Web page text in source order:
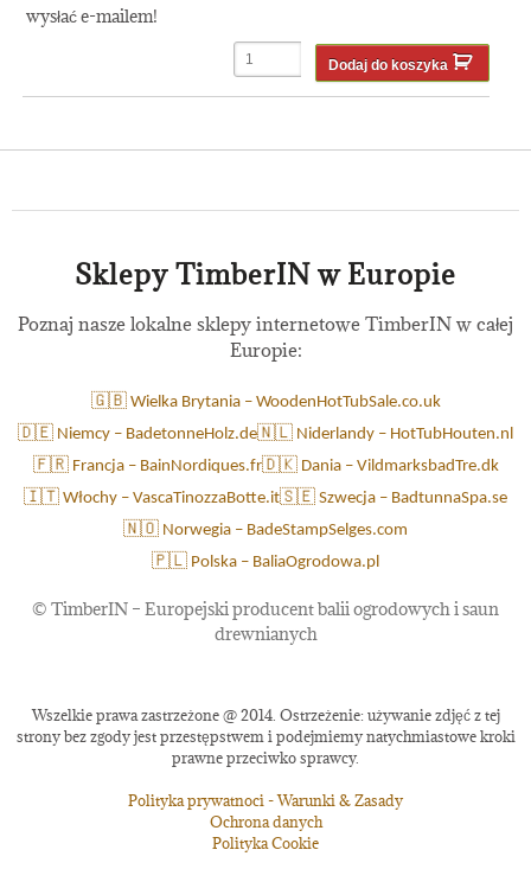
wysłać e-mailem!
Dodaj do koszyka
Sklepy TimberIN w Europie
Poznaj nasze lokalne sklepy internetowe TimberIN w całej
Europie:
🇬🇧 Wielka Brytania – WoodenHotTubSale.co.uk
🇩🇪 Niemcy – BadetonneHolz.de🇳🇱 Niderlandy – HotTubHouten.nl
🇫🇷 Francja – BainNordiques.fr🇩🇰 Dania – VildmarksbadTre.dk
🇮🇹 Włochy – VascaTinozzaBotte.it🇸🇪 Szwecja – BadtunnaSpa.se
🇳🇴 Norwegia – BadeStampSelges.com
🇵🇱 Polska – BaliaOgrodowa.pl
© TimberIN – Europejski producent balii ogrodowych i saun
drewnianych
Wszelkie prawa zastrzeżone @ 2014. Ostrzeżenie: używanie zdjęć z tej
strony bez zgody jest przestępstwem i podejmiemy natychmiastowe kroki
prawne przeciwko sprawcy.
Polityka prywatnoci - Warunki & Zasady
Ochrona danych
Polityka Cookie